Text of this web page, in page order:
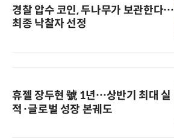
경찰 압수 코인, 두나무가 보관한다…
최종 낙찰자 선정
휴젤 장두현 號 1년…상반기 최대 실
적·글로벌 성장 본궤도